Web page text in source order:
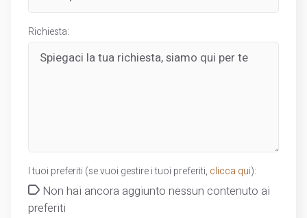
Richiesta:
I tuoi preferiti (se vuoi gestire i tuoi preferiti, clicca qui):
Non hai ancora aggiunto nessun contenuto ai
preferiti